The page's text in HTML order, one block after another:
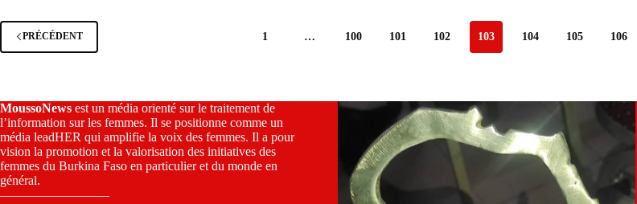
PRÉCÉDENT 1 … 100 101 102 103 104 105 106
MoussoNews est un média orienté sur le traitement de
l’information sur les femmes. Il se positionne comme un
média leadHER qui amplifie la voix des femmes. Il a pour
vision la promotion et la valorisation des initiatives des
femmes du Burkina Faso en particulier et du monde en
général.
————————–